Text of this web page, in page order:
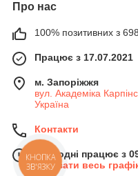
Про нас
100% позитивних з 698
Працює з 17.07.2021
м. Запоріжжя
вул. Академіка
Україна
Контакти
Сьогодні працює з
Показати весь
КНОПКА
ЗВ'ЯЗКУ